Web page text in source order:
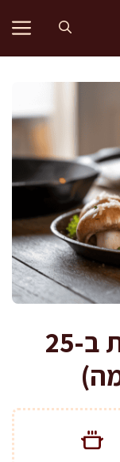
פטריות בתנור מפנקות ב-25